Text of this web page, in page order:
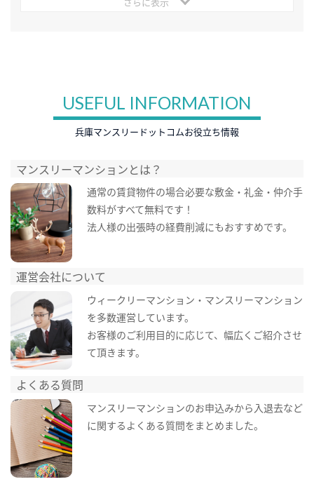
USEFUL INFORMATION
兵庫マンスリードットコムお役立ち情報
マンスリーマンションとは？
通常の賃貸物件の場合必要な敷金・礼金・仲介手
数料がすべて無料です！
法人様の出張時の経費削減にもおすすめです。
運営会社について
ウィークリーマンション・マンスリーマンション
を多数運営しています。
お客様のご利用目的に応じて、幅広くご紹介させ
て頂きます。
よくある質問
マンスリーマンションのお申込みから入退去など
に関するよくある質問をまとめました。